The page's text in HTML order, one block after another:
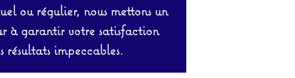
ou régulier, nous mettons un
à garantir votre satisfaction
résultats impeccables.